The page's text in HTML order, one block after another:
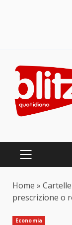
content
PRIMARY
Home »
prescrizione o
Economia